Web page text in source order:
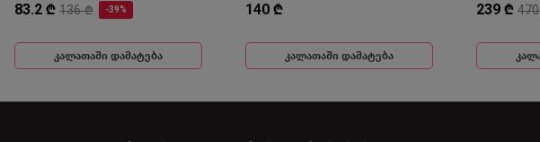
83.2 ₾ 136 ₾ -39%
კალათაში დამატება
140 ₾
კალათაში დამატება
239 ₾